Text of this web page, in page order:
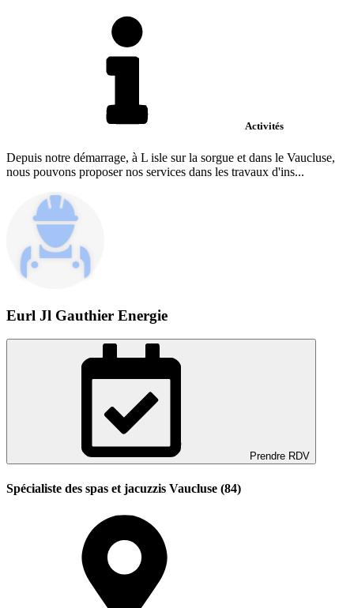
Activités
Depuis notre démarrage, à L isle sur la sorgue et dans le Vaucluse,
nous pouvons proposer nos services dans les travaux d'ins...
Eurl Jl Gauthier Energie
Prendre RDV
Spécialiste des spas et jacuzzis Vaucluse (84)